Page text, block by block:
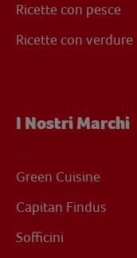
Ricette con pesce
Ricette con verdure
I Nostri Marchi
Green Cuisine
Capitan Findus
Sofficini